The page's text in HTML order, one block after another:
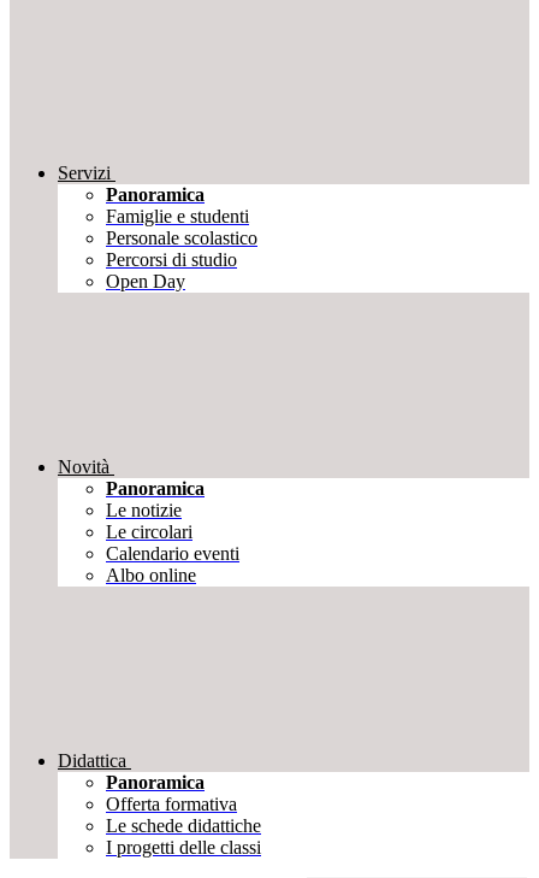
Servizi
Panoramica
Famiglie e studenti
Personale scolastico
Percorsi di studio
Open Day
Novità
Panoramica
Le notizie
Le circolari
Calendario eventi
Albo online
Didattica
Panoramica
Offerta formativa
Le schede didattiche
I progetti delle classi